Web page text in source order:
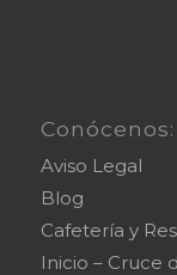
Conócenos:
Aviso Legal
Blog
Cafetería y
Inicio – Cruce